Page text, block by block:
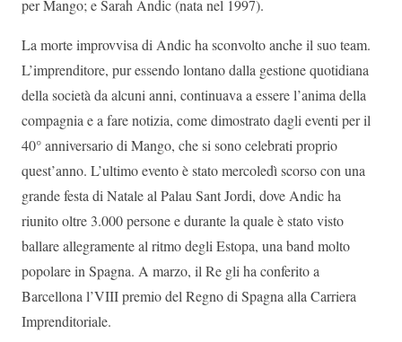
per Mango; e Sarah Andic (nata nel 1997).
La morte improvvisa di Andic ha sconvolto anche il suo team.
L’imprenditore, pur essendo lontano dalla gestione quotidiana
della società da alcuni anni, continuava a essere l’anima della
compagnia e a fare notizia, come dimostrato dagli eventi per il
40° anniversario di Mango, che si sono celebrati proprio
quest’anno. L’ultimo evento è stato mercoledì scorso con una
grande festa di Natale al Palau Sant Jordi, dove Andic ha
riunito oltre 3.000 persone e durante la quale è stato visto
ballare allegramente al ritmo degli Estopa, una band molto
popolare in Spagna. A marzo, il Re gli ha conferito a
Barcellona l’VIII premio del Regno di Spagna alla Carriera
Imprenditoriale.